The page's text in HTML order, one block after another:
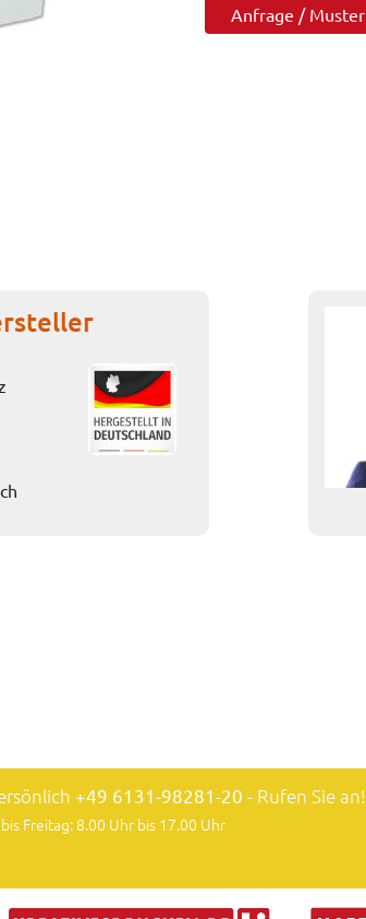
Anfrage / Muster
+49 6131-98281-20 - Rufen Sie an!
Freitag: 8.00 Uhr bis 17.00 Uhr